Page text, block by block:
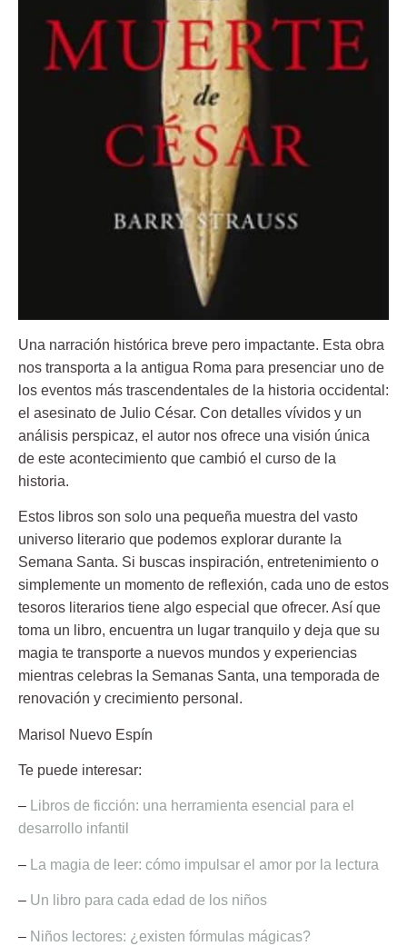
Una narración histórica breve pero impactante. Esta obra
nos transporta a la antigua Roma para presenciar uno de
los eventos más trascendentales de la historia occidental:
el asesinato de Julio César. Con detalles vívidos y un
análisis perspicaz, el autor nos ofrece una visión única
de este acontecimiento que cambió el curso de la
historia.
Estos libros son solo una pequeña muestra del vasto
universo literario que podemos explorar durante la
Semana Santa. Si buscas inspiración, entretenimiento o
simplemente un momento de reflexión, cada uno de estos
tesoros literarios tiene algo especial que ofrecer. Así que
toma un libro, encuentra un lugar tranquilo y deja que su
magia te transporte a nuevos mundos y experiencias
mientras celebras la Semanas Santa, una temporada de
renovación y crecimiento personal.
Marisol Nuevo Espín
Te puede interesar:
–
Libros de ficción: una herramienta esencial para el
desarrollo infantil
– La magia de leer: cómo impulsar el amor por la lectura
– Un libro para cada edad de los niños
– Niños lectores: ¿existen fórmulas mágicas?